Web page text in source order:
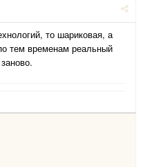
то шариковая, а
тем временам реальный